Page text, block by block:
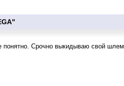
понятно. Срочно выкидываю свой шлем